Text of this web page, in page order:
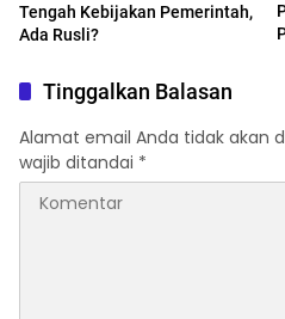
Tengah Kebijakan Pemerintah,
Ada Rusli?
Tinggalkan Balasan
Alamat email Anda tidak akan
wajib ditandai *